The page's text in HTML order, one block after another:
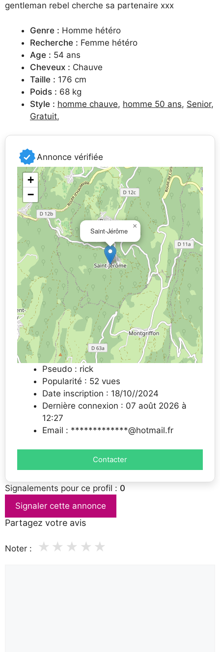
gentleman rebel cherche sa partenaire xxx
Genre : Homme hétéro
Recherche : Femme hétéro
Age : 54 ans
Cheveux : Chauve
Taille : 176 cm
Poids : 68 kg
Style : homme chauve, homme 50 ans, Senior,
Gratuit,
Annonce vérifiée
Saint-Jérôme
×
+
−
Pseudo : rick
Popularité : 52 vues
Date inscription : 18/10//2024
Dernière connexion : 07 août 2026 à
12:27
Email : *************@hotmail.fr
Contacter
Signalements pour ce profil : 0
Signaler cette annonce
Partagez votre avis
Noter : ★
★
★
★
★